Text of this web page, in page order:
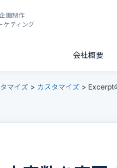
画制作
ケティング
会社概要
マイズ > カスタマイズ > Excerpt